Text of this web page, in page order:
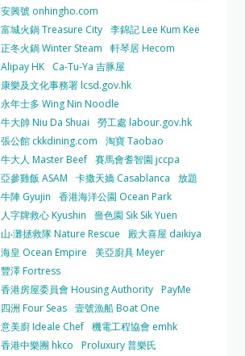
安興號 onhingho.com
富城火鍋 Treasure City 李錦記 Lee Kum Kee
正冬火鍋 Winter Steam
軒琴居 Hecom
Alipay HK
Ca-Tu-Ya 吉豚屋
康樂及文化事務署 lcsd.gov.hk
永年士多 Wing Nin Noodle
牛大帥 Niu Da Shuai
勞工處 labour.gov.hk
張公館 ckkdining.com
淘寶 Taobao
牛大人 Master Beef 賽馬會耆智園 jccpa
亞參雞飯 ASAM
卡撒天嬌 Casablanca
放題
牛陣 Gyujin
香港海洋公園 Ocean Park
人字牌救心 Kyushin
嗇色園 Sik Sik Yuen
山‧灘拯救隊 Nature Rescue
殿大喜屋 daikiya
海皇 Ocean Empire
美亞廚具 Meyer
豐澤 Fortress
香港房屋委員會 Housing Authority PayMe
四洲 Four Seas 壹號漁船 Boat One
意美廚 Ideale Chef 機電工程協會 emhk
香港中樂團 hkco
Proluxury 普樂氏